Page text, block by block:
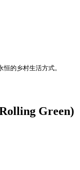
的乡村生活方式。
Green)